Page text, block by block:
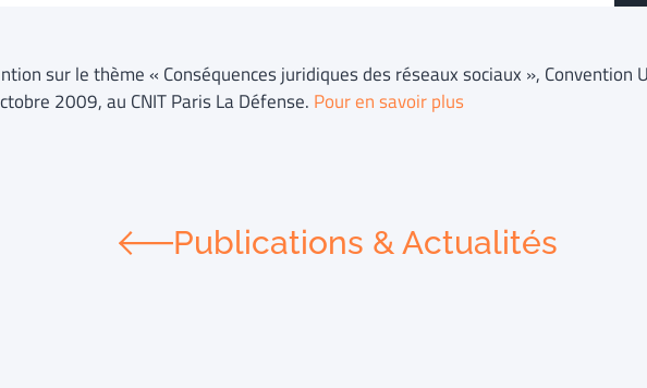
sur le thème « Conséquences juridiques des réseaux sociaux », Convention
2009, au CNIT Paris La Défense. Pour en savoir plus
Publications & Actualités